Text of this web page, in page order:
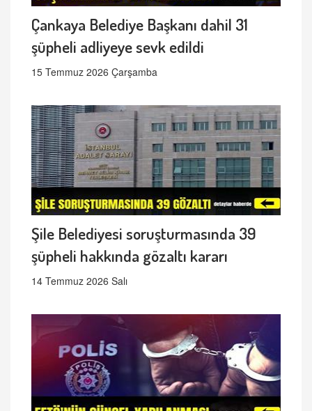
Çankaya Belediye Başkanı dahil 31
şüpheli adliyeye sevk edildi
15 Temmuz 2026 Çarşamba
Şile Belediyesi soruşturmasında 39
şüpheli hakkında gözaltı kararı
14 Temmuz 2026 Salı